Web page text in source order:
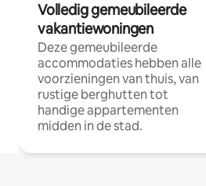
Volledig gemeubileerde
vakantiewoningen
Deze gemeubileerde
accommodaties hebben alle
voorzieningen van thuis, van
rustige berghutten tot
handige appartementen
midden in de stad.